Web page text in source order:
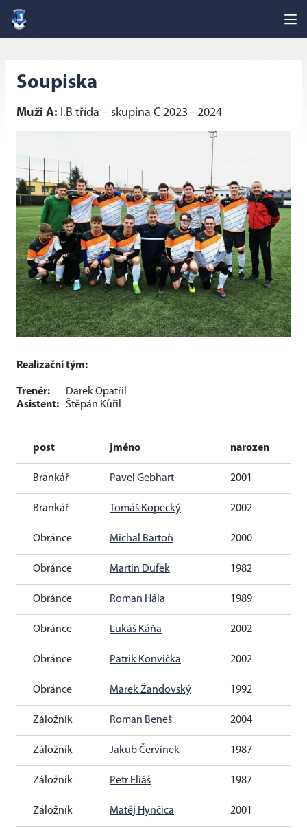
Soupiska
Muži A: I.B třída – skupina C 2023 - 2024
Realizační tým:
Trenér:
Darek Opatřil
Asistent:
Štěpán Kůřil
post jméno narozen
Brankář Pavel Gebhart 2001
Brankář Tomáš Kopecký 2002
Obránce Michal Bartoň 2000
Obránce Martin Dufek 1982
Obránce Roman Hála 1989
Obránce Lukáš Káňa 2002
Obránce Patrik Konvička 2002
Obránce Marek Žandovský 1992
Záložník Roman Beneš 2004
Záložník Jakub Červínek 1987
Záložník Petr Eliáš 1987
Záložník Matěj Hynčica 2001